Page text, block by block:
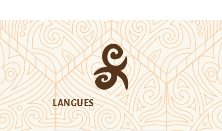
LANGUES